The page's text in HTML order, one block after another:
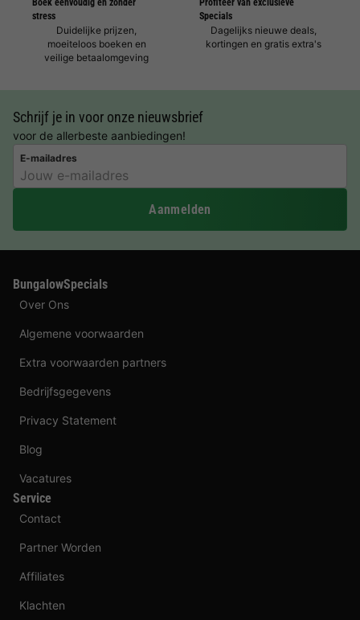
Boek eenvoudig en zonder
stress
Duidelijke prijzen,
moeiteloos boeken en
veilige betaalomgeving
Profiteer van exclusieve
Specials
Dagelijks nieuwe deals,
kortingen en gratis extra's
Schrijf je in voor onze nieuwsbrief
voor de allerbeste aanbiedingen!
E-mailadres
Aanmelden
BungalowSpecials
Over Ons
Algemene voorwaarden
Extra voorwaarden partners
Bedrijfsgegevens
Privacy Statement
Blog
Vacatures
Service
Contact
Partner Worden
Affiliates
Klachten